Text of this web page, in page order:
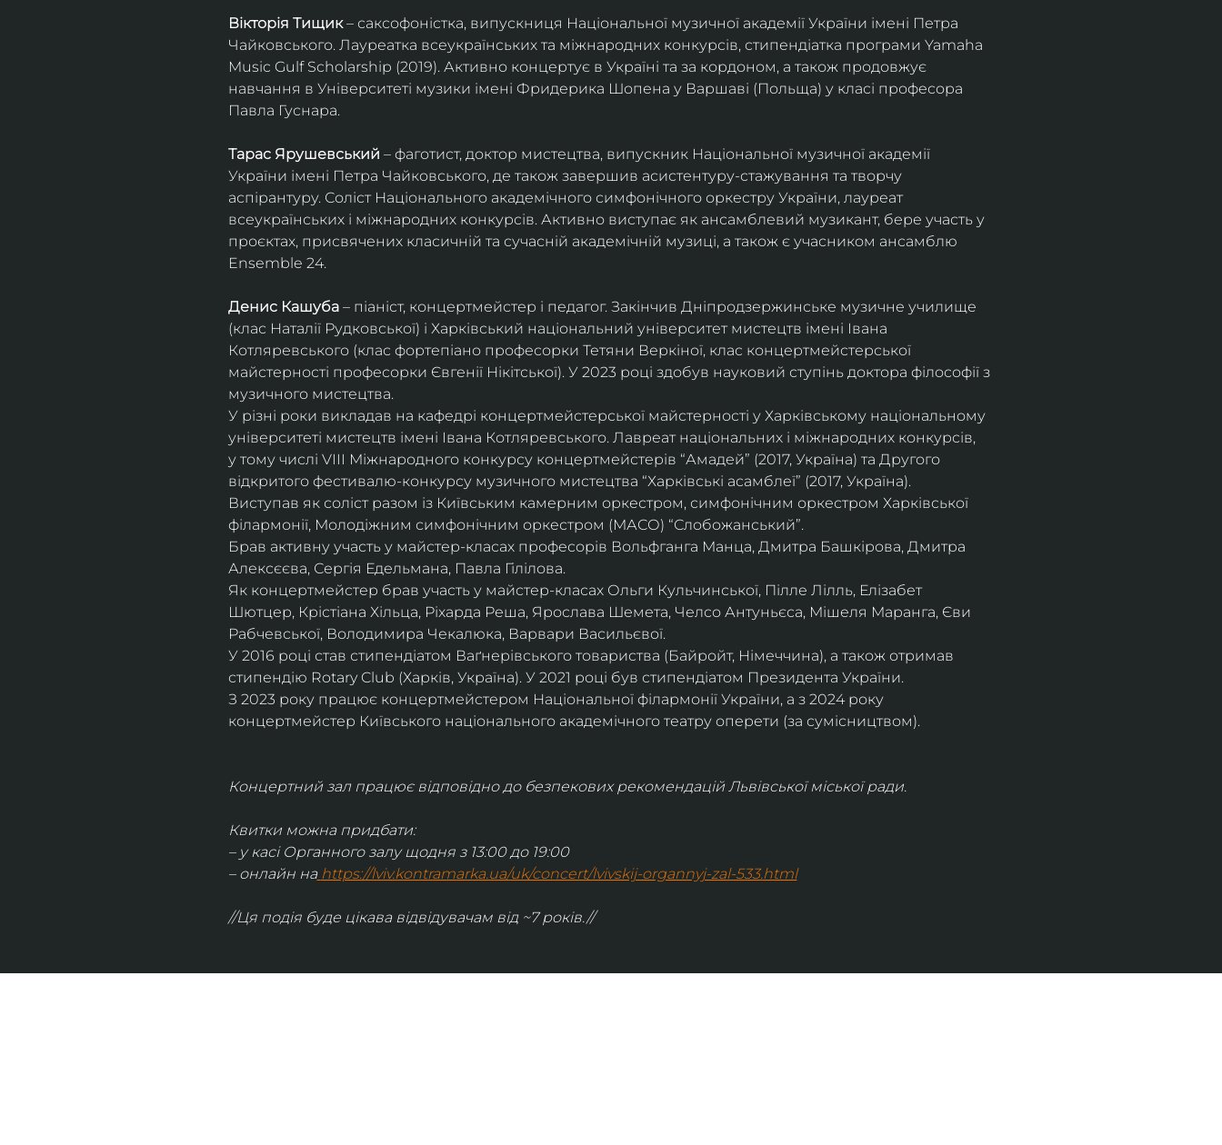
Вікторія Тищик – саксофоністка, випускниця Національної музичної академії України імені Петра
Чайковського. Лауреатка всеукраїнських та міжнародних конкурсів, стипендіатка програми Yamaha
Music Gulf Scholarship (2019). Активно концертує в Україні та за кордоном, а також продовжує
навчання в Університеті музики імені Фридерика Шопена у Варшаві (Польща) у класі професора
Павла Гуснара.
Тарас Ярушевський – фаготист, доктор мистецтва, випускник Національної музичної академії
України імені Петра Чайковського, де також завершив асистентуру-стажування та творчу
аспірантуру. Соліст Національного академічного симфонічного оркестру України, лауреат
всеукраїнських і міжнародних конкурсів. Активно виступає як ансамблевий музикант, бере участь у
проєктах, присвячених класичній та сучасній академічній музиці, а також є учасником ансамблю
Ensemble 24.
Денис Кашуба – піаніст, концертмейстер і педагог. Закінчив Дніпродзержинське музичне училище
(клас Наталії Рудковської) і Харківський національний університет мистецтв імені Івана
Котляревського (клас фортепіано професорки Тетяни Веркіної, клас концертмейстерської
майстерності професорки Євгенії Нікітської). У 2023 році здобув науковий ступінь доктора філософії з
музичного мистецтва.
У різні роки викладав на кафедрі концертмейстерської майстерності у Харківському національному
університеті мистецтв імені Івана Котляревського. Лавреат національних і міжнародних конкурсів,
у тому числі VIII Міжнародного конкурсу концертмейстерів “Амадей” (2017, Україна) та Другого
відкритого фестивалю-конкурсу музичного мистецтва “Харківські асамблеї” (2017, Україна).
Виступав як соліст разом із Київським камерним оркестром, симфонічним оркестром Харківської
філармонії, Молодіжним симфонічним оркестром (МАСО) “Слобожанський”.
Брав активну участь у майстер-класах професорів Вольфганга Манца, Дмитра Башкірова, Дмитра
Алексєєва, Сергія Едельмана, Павла Гілілова.
Як концертмейстер брав участь у майстер-класах Ольги Кульчинської, Пілле Лілль, Елізабет
Шютцер, Крістіана Хільца, Ріхарда Реша, Ярослава Шемета, Челсо Антуньєса, Мішеля Маранга, Єви
Рабчевської, Володимира Чекалюка, Варвари Васильєвої.
У 2016 році став стипендіатом Ваґнерівського товариства (Байройт, Німеччина), а також отримав
стипендію Rotary Club (Харків, Україна). У 2021 році був стипендіатом Президента України.
З 2023 року працює концертмейстером Національної філармонії України, а з 2024 року
концертмейстер Київського національного академічного театру оперети (за сумісництвом).
Концертний зал працює відповідно до безпекових рекомендацій Львівської міської ради.
Квитки можна придбати:
– у касі Органного залу щодня з 13:00 до 19:00
– онлайн на https://lviv.kontramarka.ua/uk/concert/lvivskij-organnyj-zal-533.html
//Ця подія буде цікава відвідувачам від ~7 років.//